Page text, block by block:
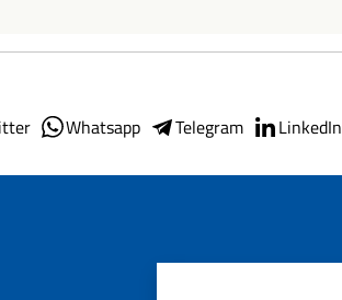
Whatsapp Telegram LinkedIn